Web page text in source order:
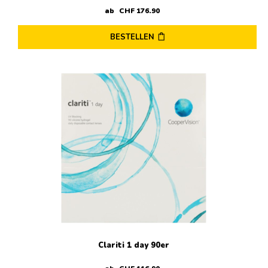
ab CHF 176.90
BESTELLEN
weist
mehrere
Varianten
auf.
Die
Optionen
können
auf
Produktseite
werden
Clariti 1 day 90er